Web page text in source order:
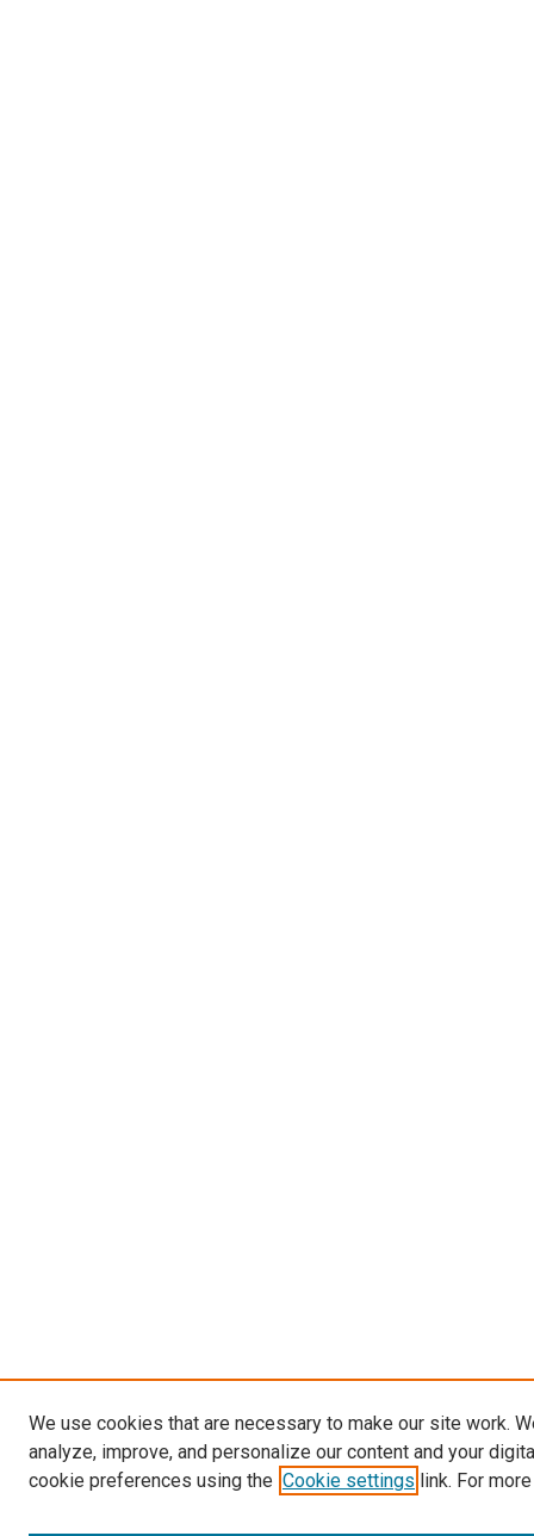
We use cookies that are necessary to make our site work.
analyze, improve, and personalize our content and your
cookie preferences using the Cookie settings link. For